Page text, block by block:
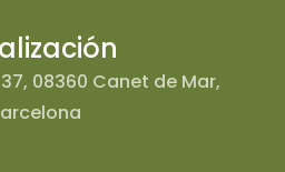
08360 Canet de Mar,